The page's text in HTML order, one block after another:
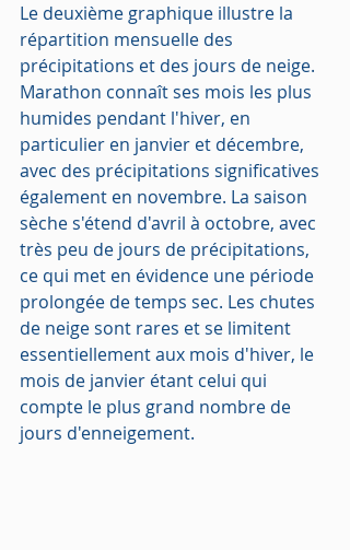
Le deuxième graphique illustre la
répartition mensuelle des
précipitations et des jours de neige.
Marathon connaît ses mois les plus
humides pendant l'hiver, en
particulier en janvier et décembre,
avec des précipitations significatives
également en novembre. La saison
sèche s'étend d'avril à octobre, avec
très peu de jours de précipitations,
ce qui met en évidence une période
prolongée de temps sec. Les chutes
de neige sont rares et se limitent
essentiellement aux mois d'hiver, le
mois de janvier étant celui qui
compte le plus grand nombre de
jours d'enneigement.